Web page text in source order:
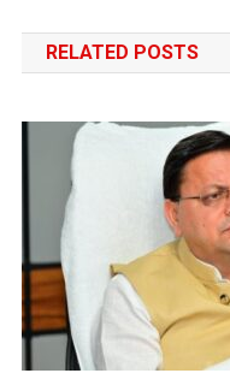
navigation
RELATED POSTS